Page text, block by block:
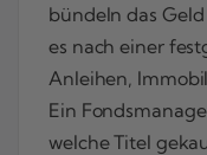
bündeln das
es nach einer
Anleihen,
Ein
welche Titel